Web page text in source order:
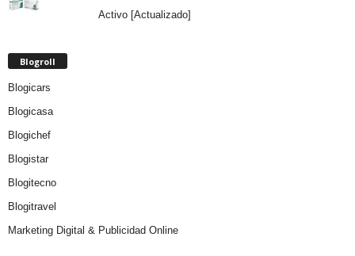
Activo [Actualizado]
Blogroll
Blogicars
Blogicasa
Blogichef
Blogistar
Blogitecno
Blogitravel
Marketing Digital & Publicidad Online